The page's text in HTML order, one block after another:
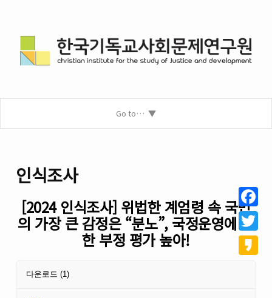
Go to…
인식조사
[2024 인식조사] 위법한 계엄령 속 국민
의 가장 큰 감정은 “분노”, 국정운영에 대
한 부정 평가 높아!
다운로드(1)
Twitter